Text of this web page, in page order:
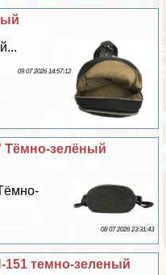
09 07 2026 14:57:12
Тёмно-зелёный
08 07 2026 23:31:43
151 темно-зеленый